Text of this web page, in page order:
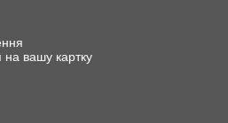
на вашу картку